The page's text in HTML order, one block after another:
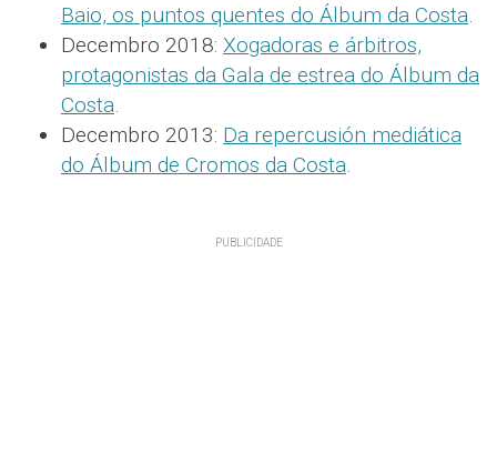
Baio, os puntos quentes do Álbum da Costa.
Decembro 2018: Xogadoras e árbitros,
protagonistas da Gala de estrea do Álbum da
Costa.
Decembro 2013: Da repercusión mediática
do Álbum de Cromos da Costa.